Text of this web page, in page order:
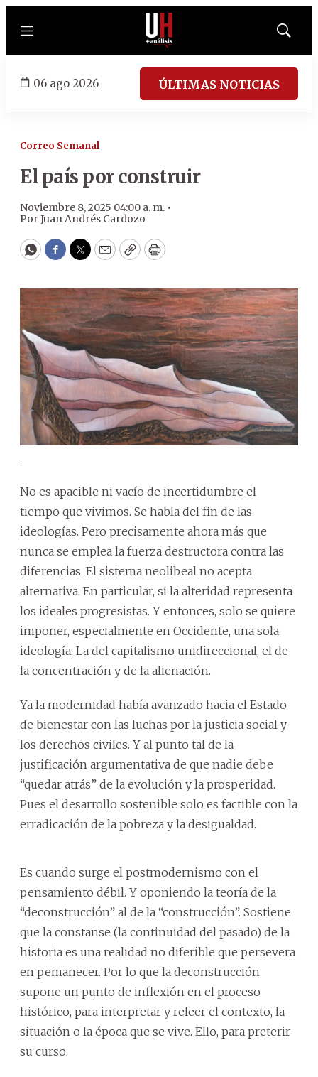
Menú
Mostrar
06 ago 2026 ÚLTIMAS NOTICIAS
Correo Semanal
El país por construir
Noviembre 8, 2025 04:00 a. m. •
PorJuan Andrés Cardozo
WhatsApp
Facebook
Twitter
EmailCopyPrint
.
No es apacible ni vacío de incertidumbre el
tiempo que vivimos. Se habla del fin de las
ideologías. Pero precisamente ahora más que
nunca se emplea la fuerza destructora contra las
diferencias. El sistema neolibeal no acepta
alternativa. En particular, si la alteridad representa
los ideales progresistas. Y entonces, solo se quiere
imponer, especialmente en Occidente, una sola
ideología: La del capitalismo unidireccional, el de
la concentración y de la alienación.
Ya la modernidad había avanzado hacia el Estado
de bienestar con las luchas por la justicia social y
los derechos civiles. Y al punto tal de la
justificación argumentativa de que nadie debe
“quedar atrás” de la evolución y la prosperidad.
Pues el desarrollo sostenible solo es factible con la
erradicación de la pobreza y la desigualdad.
Es cuando surge el postmodernismo con el
pensamiento débil. Y oponiendo la teoría de la
“deconstrucción” al de la “construcción”. Sostiene
que la constanse (la continuidad del pasado) de la
historia es una realidad no diferible que persevera
en pemanecer. Por lo que la deconstrucción
supone un punto de inflexión en el proceso
histórico, para interpretar y releer el contexto, la
situación o la época que se vive. Ello, para preterir
su curso.